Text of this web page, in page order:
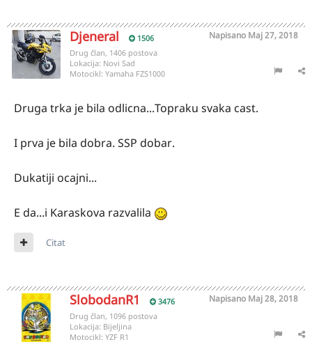
Djeneral 1506 Napisano Maj 27, 2018
Drug član, 1406 postova
Lokacija: Novi Sad
Motocikl: Yamaha FZS1000
Druga trka je bila odlicna...Topraku svaka cast.
I prva je bila dobra. SSP dobar.
Dukatiji ocajni...
E da...i Karaskova razvalila
Citat
SlobodanR1 3476 Napisano Maj 28, 2018
Drug član, 1096 postova
Lokacija: Bijeljina
Motocikl: YZF R1